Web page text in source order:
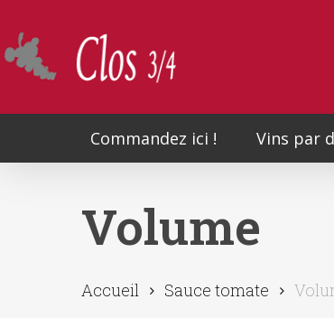
main
content
Commandez ici ! Vins par
Volume
Accueil Sauce tomate